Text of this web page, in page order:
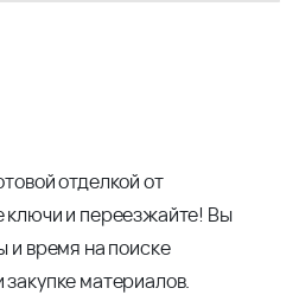
отделкой от
ключи и переезжайте! Вы
и время на поиске
материалов.